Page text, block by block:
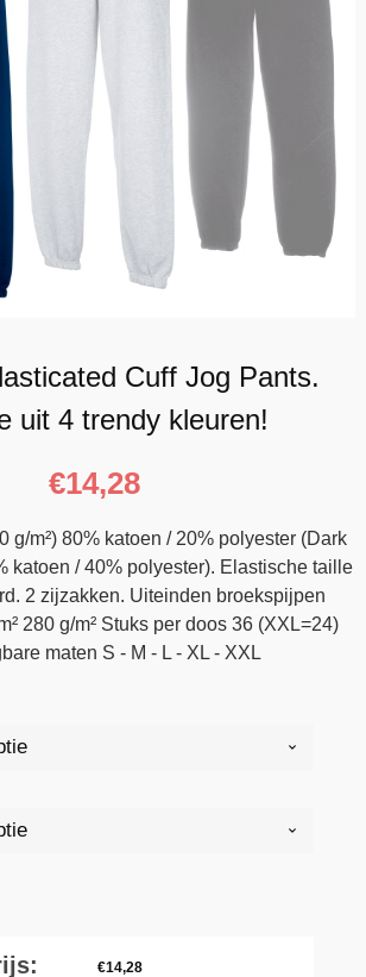
Cuff Jog Pants.
uit 4 trendy kleuren!
€14,28
g/m²) 80% katoen / 20% polyester (Dark
katoen / 40% polyester). Elastische taille
2 zijzakken. Uiteinden broekspijpen
280 g/m² Stuks per doos 36 (XXL=24)
maten S - M - L - XL - XXL
€14,28